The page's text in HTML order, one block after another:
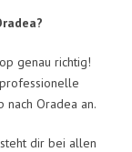
genau richtig!
Oradea an.
dir bei allen